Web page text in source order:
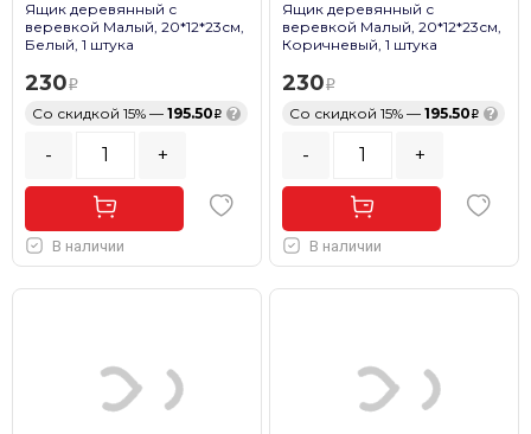
Ящик деревянный с
веревкой Малый, 20*12*23см,
Белый, 1 штука
230
Со скидкой 15% — 195.50 ?
- +
В наличии
Ящик деревянный с
веревкой Малый, 20*12*23см,
Коричневый, 1 штука
230
Со скидкой 15% — 195.50 ?
- +
В наличии